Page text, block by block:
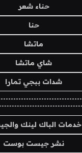
حناء شعر
حنا
ماتشا
شاي ماتشا
شدات ببجي تمارا
خدمات الباك لينك
نشر جيست بوست